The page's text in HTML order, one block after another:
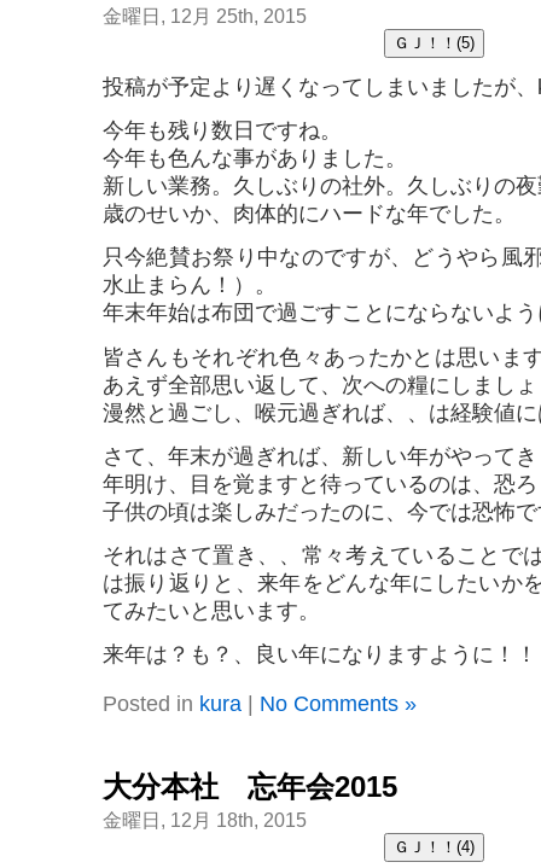
金曜日, 12月 25th, 2015
投稿が予定より遅くなってしまいましたが
今年も残り数日ですね。
今年も色んな事がありました。
新しい業務。久しぶりの社外。久しぶりの
歳のせいか、肉体的にハードな年でした。
只今絶賛お祭り中なのですが、どうやら風
水止まらん！）。
年末年始は布団で過ごすことにならないよ
皆さんもそれぞれ色々あったかとは思いま
あえず全部思い返して、次への糧にしまし
漫然と過ごし、喉元過ぎれば、、は経験値
さて、年末が過ぎれば、新しい年がやって
年明け、目を覚ますと待っているのは、恐
子供の頃は楽しみだったのに、今では恐怖
それはさて置き、、常々考えていることで
は振り返りと、来年をどんな年にしたいか
てみたいと思います。
来年は？も？、良い年になりますように！！
Posted in kura| No Comments »
大分本社 忘年会2015
金曜日, 12月 18th, 2015